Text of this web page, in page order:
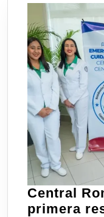
Central
primera